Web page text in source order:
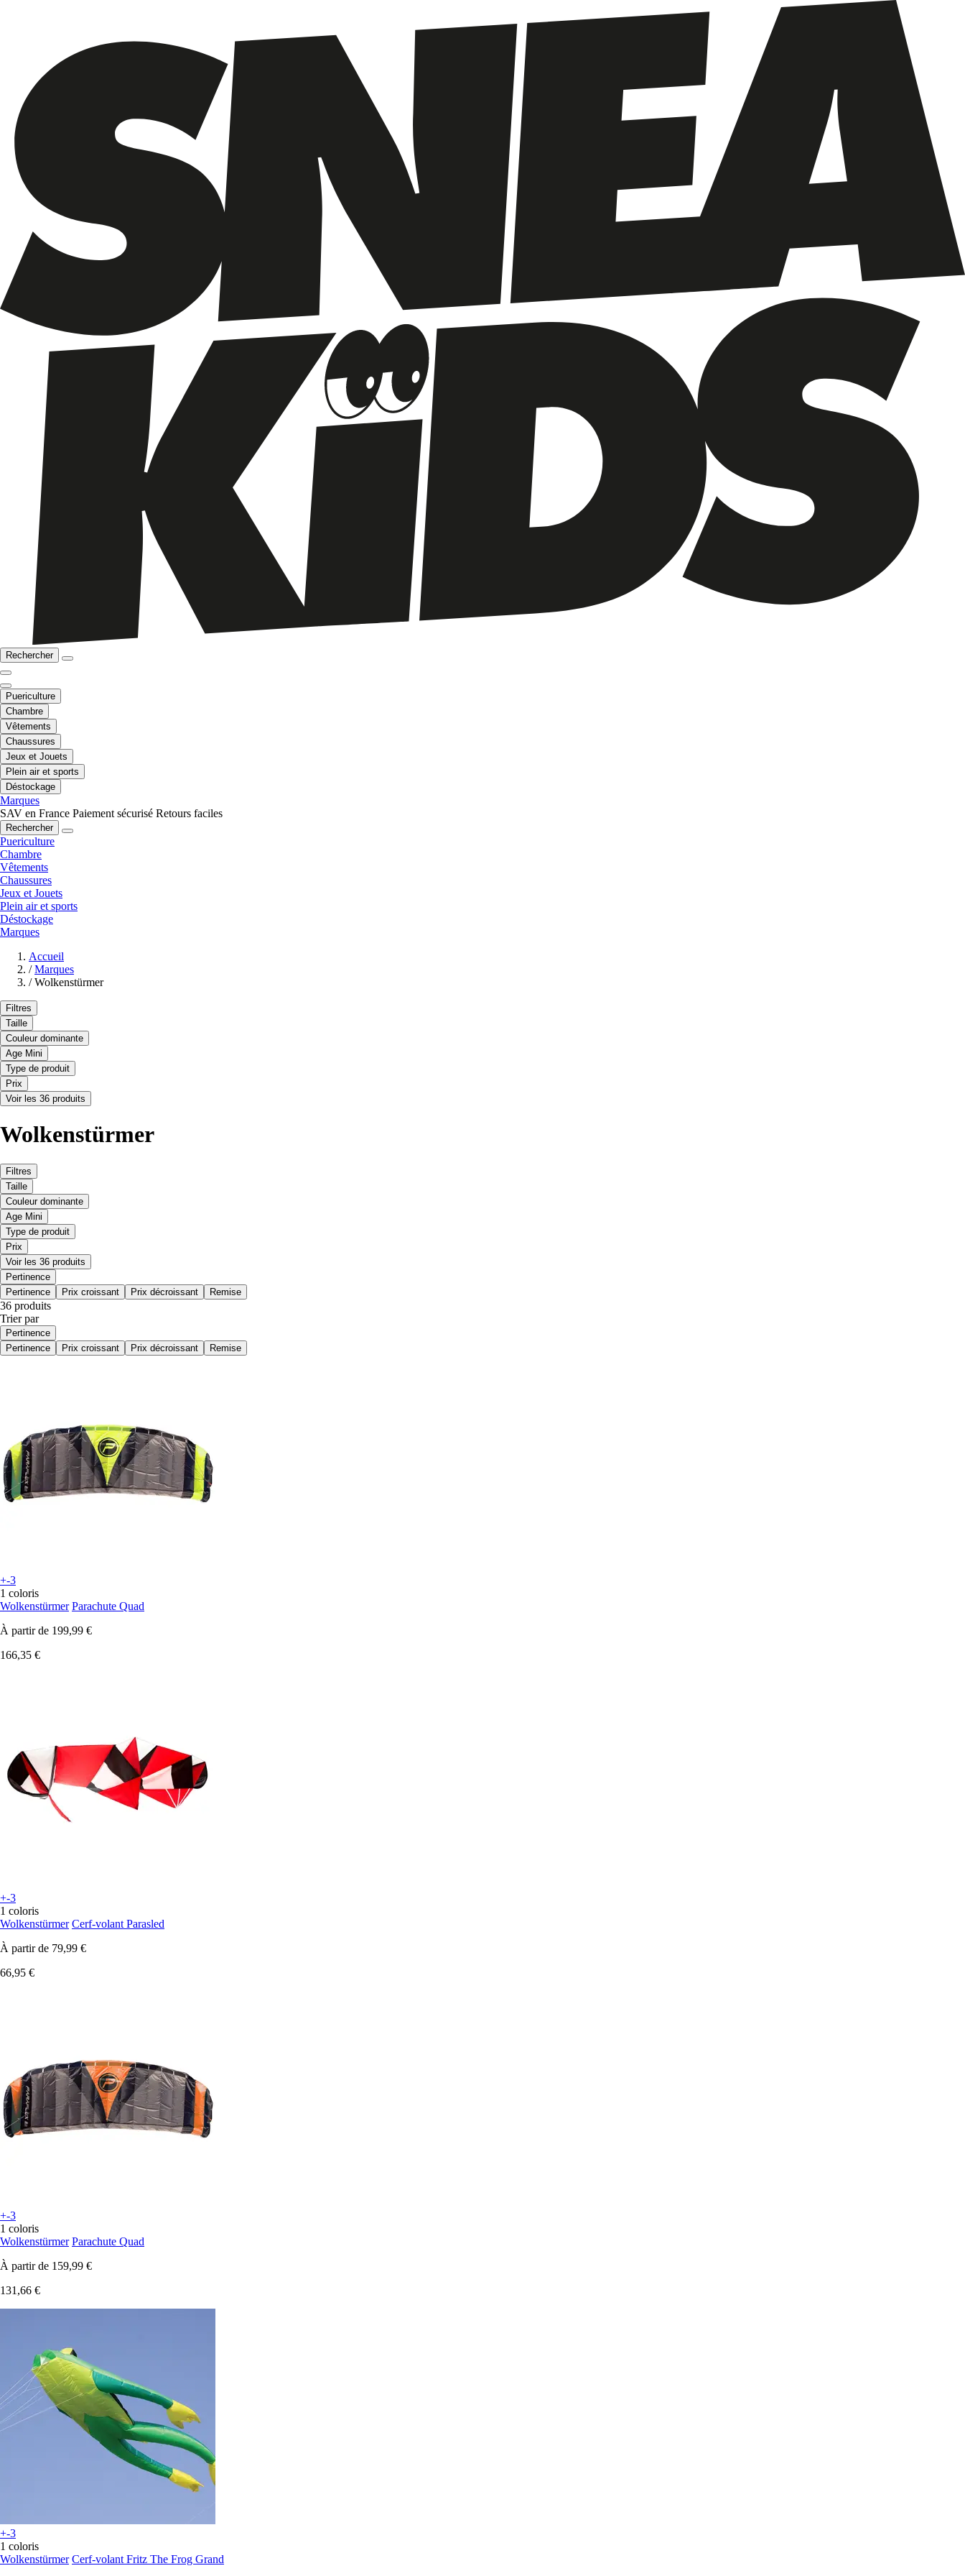
Rechercher
Puericulture
Chambre
Vêtements
Chaussures
Jeux et Jouets
Plein air et sports
Déstockage
Marques
SAV en France Paiement sécurisé Retours faciles
Rechercher
Puericulture
Chambre
Vêtements
Chaussures
Jeux et Jouets
Plein air et sports
Déstockage
Marques
Accueil
/ Marques
/ Wolkenstürmer
Filtres
Taille
Couleur dominante
Age Mini
Type de produit
Prix
Voir les 36 produits
Wolkenstürmer
Filtres
Taille
Couleur dominante
Age Mini
Type de produit
Prix
Voir les 36 produits
Pertinence
Pertinence
Prix croissant Prix décroissant Remise
36 produits
Trier par
Pertinence
Pertinence
Prix croissant Prix décroissant Remise
+-3
1 coloris
Wolkenstürmer Parachute Quad
À partir de 199,99 €
166,35 €
+-3
1 coloris
Wolkenstürmer Cerf-volant Parasled
À partir de 79,99 €
66,95 €
+-3
1 coloris
Wolkenstürmer Parachute Quad
À partir de 159,99 €
131,66 €
+-3
1 coloris
Wolkenstürmer Cerf-volant Fritz The Frog Grand